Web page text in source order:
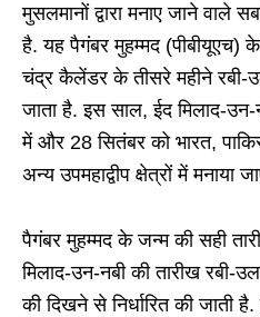
मुसलमानों द्वारा मनाए जाने वाले
है. यह पैगंबर मुहम्मद (पीबीयूएच)
चंद्र कैलेंडर के तीसरे महीने रबी-
जाता है. इस साल, ईद मिलाद-
में और 28 सितंबर को भारत,
अन्य उपमहाद्वीप क्षेत्रों में मनाया
पैगंबर मुहम्मद के जन्म की सही
मिलाद-उन-नबी की तारीख
की दिखने से निर्धारित की जाती